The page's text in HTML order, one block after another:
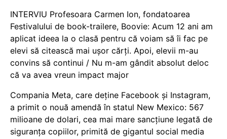
INTERVIU Profesoara Carmen Ion, fondatoarea
Festivalului de book-trailere, Boovie: Acum 12 ani am
aplicat ideea la o clasă pentru că voiam să îi fac pe
elevi să citească mai ușor cărți. Apoi, elevii m-au
convins să continui / Nu m-am gândit absolut deloc
că va avea vreun impact major
Compania Meta, care deține Facebook și Instagram,
a primit o nouă amendă în statul New Mexico: 567
milioane de dolari, cea mai mare sancțiune legată de
siguranța copiilor, primită de gigantul social media